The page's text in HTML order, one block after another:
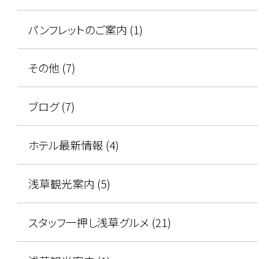
パンフレットのご案内 (1)
その他 (7)
ブログ (7)
ホテル最新情報 (4)
浅草観光案内 (5)
スタッフ一押し浅草グルメ (21)